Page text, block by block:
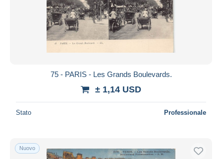
75 - PARIS - Les Grands Boulevards.
± 1,14 USD
Stato Professionale
Nuovo